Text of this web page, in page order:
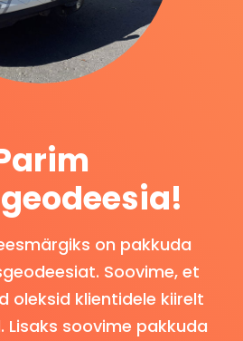
on pakkuda
Soovime, et
oleksid klientidele kiirelt
soovime pakkuda